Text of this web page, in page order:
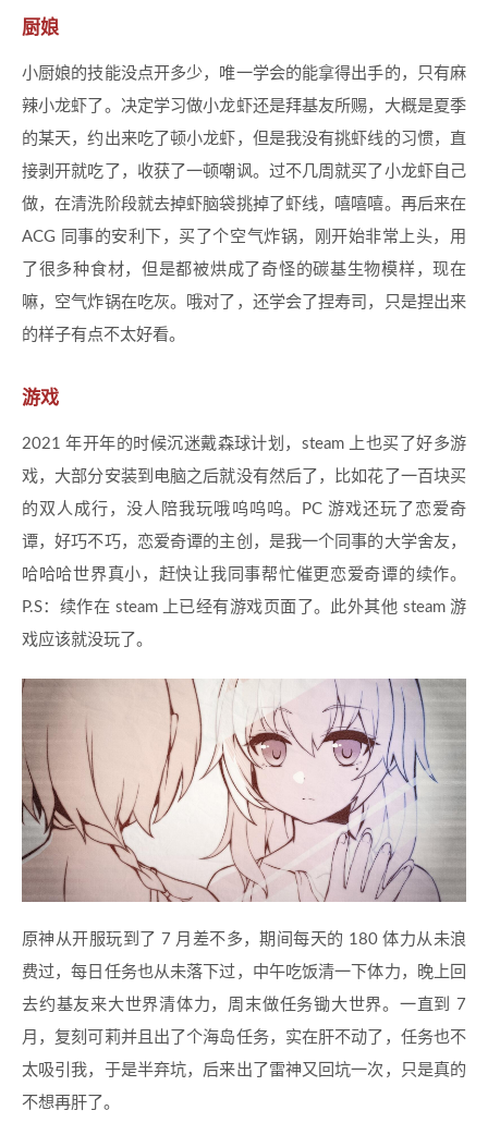
厨娘
小厨娘的技能没点开多少，唯一学会的能拿得出手的，只有麻
辣小龙虾了。决定学习做小龙虾还是拜基友所赐，大概是夏季
的某天，约出来吃了顿小龙虾，但是我没有挑虾线的习惯，直
接剥开就吃了，收获了一顿嘲讽。过不几周就买了小龙虾自己
做，在清洗阶段就去掉虾脑袋挑掉了虾线，嘻嘻嘻。再后来在
ACG 同事的安利下，买了个空气炸锅，刚开始非常上头，用
了很多种食材，但是都被烘成了奇怪的碳基生物模样，现在
嘛，空气炸锅在吃灰。哦对了，还学会了捏寿司，只是捏出来
的样子有点不太好看。
游戏
2021 年开年的时候沉迷戴森球计划，steam 上也买了好多游
戏，大部分安装到电脑之后就没有然后了，比如花了一百块买
的双人成行，没人陪我玩哦呜呜呜。PC 游戏还玩了恋爱奇
谭，好巧不巧，恋爱奇谭的主创，是我一个同事的大学舍友，
哈哈哈世界真小，赶快让我同事帮忙催更恋爱奇谭的续作。
P.S：续作在 steam 上已经有游戏页面了。此外其他 steam 游
戏应该就没玩了。
原神从开服玩到了 7 月差不多，期间每天的 180 体力从未浪
费过，每日任务也从未落下过，中午吃饭清一下体力，晚上回
去约基友来大世界清体力，周末做任务锄大世界。一直到 7
月，复刻可莉并且出了个海岛任务，实在肝不动了，任务也不
太吸引我，于是半弃坑，后来出了雷神又回坑一次，只是真的
不想再肝了。